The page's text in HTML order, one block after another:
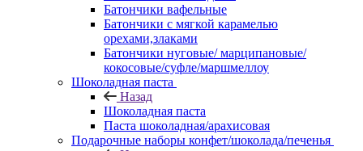
Батончики вафельные
Батончики с мягкой карамелью
орехами,злаками
Батончики нуговые/ марципановые/
кокосовые/суфле/маршмеллоу
Шоколадная паста
Назад
Шоколадная паста
Паста шоколадная/арахисовая
Подарочные наборы конфет/шоколада/печенья